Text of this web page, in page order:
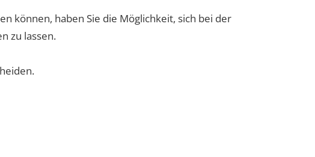
können, haben Sie die Möglichkeit, sich bei der
zu lassen.